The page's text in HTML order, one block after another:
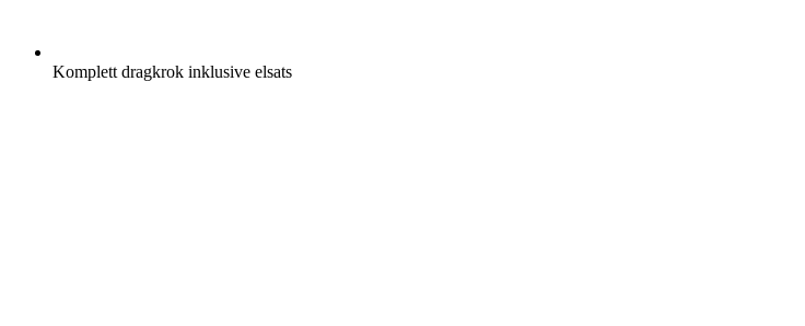
Komplett dragkrok inklusive elsats